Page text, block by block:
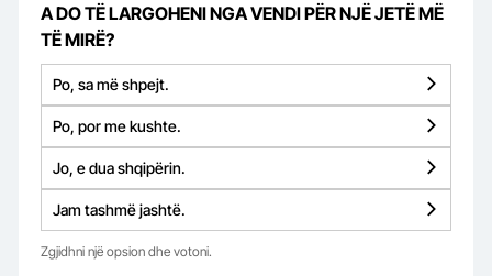
A DO TË LARGOHENI NGA VENDI PËR NJË JETË MË
TË MIRË?
Po, sa më shpejt.
Po, por me kushte.
Jo, e dua shqipërin.
Jam tashmë jashtë.
Zgjidhni një opsion dhe votoni.